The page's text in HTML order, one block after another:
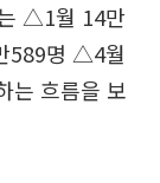
△1월 14만
589명 △4월
는 흐름을 보